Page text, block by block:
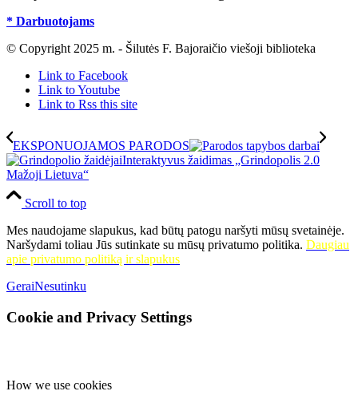
* Darbuotojams
© Copyright 2025 m. - Šilutės F. Bajoraičio viešoji biblioteka
Link to Facebook
Link to Youtube
Link to Rss this site
EKSPONUOJAMOS PARODOS
Interaktyvus žaidimas „Grindopolis 2.0
Mažoji Lietuva“
Scroll to top
Mes naudojame slapukus, kad būtų patogu naršyti mūsų svetainėje.
Naršydami toliau Jūs sutinkate su mūsų privatumo politika. Daugiau
apie privatumo politiką ir slapukus
GeraiNesutinku
Cookie and Privacy Settings
How we use cookies